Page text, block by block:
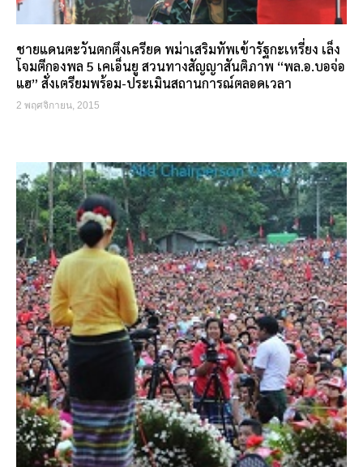
ชายแดนตะวันตกตึงเครียด พม่าเสริมทัพเข้ารัฐกะเหรี่ยง เล็ง
โจมตีกองพล 5 เคเอ็นยู สวนทางสัญญาสันติภาพ “พล.อ.บอจ่อ
แฮ” สั่งเตรียมพร้อม-ประเมินสถานการณ์ตลอดเวลา
2 พฤศจิกายน, 2015